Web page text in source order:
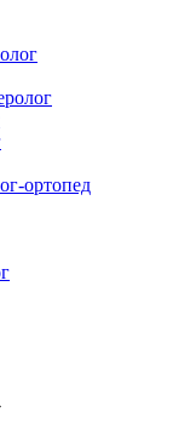
ортопед